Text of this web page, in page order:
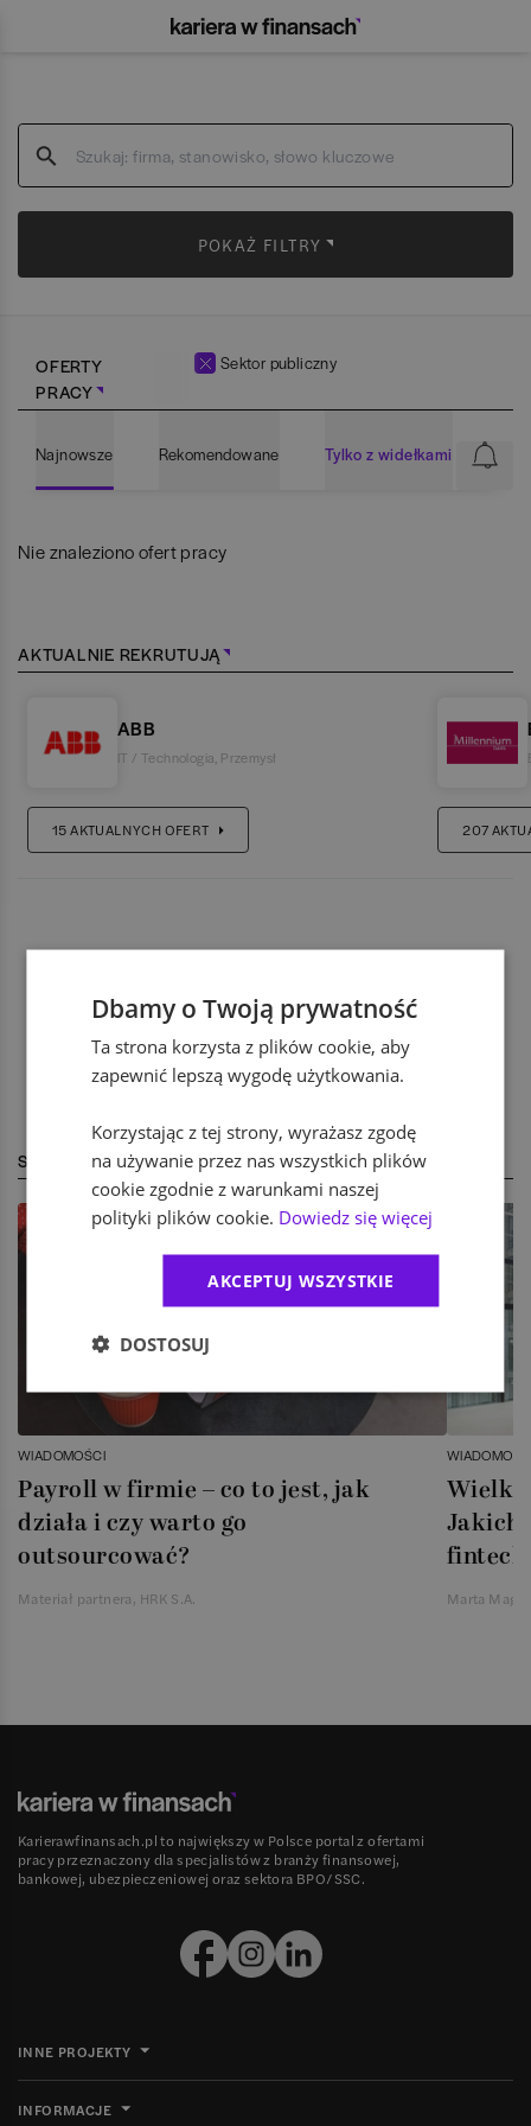
POKAŻ FILTRY
OFERTY
PRACY
Sektor publiczny
Najnowsze Rekomendowane Tylko z widełkami
Nie znaleziono ofert pracy
AKTUALNIE REKRUTUJĄ
ABB
IT / Technologia Przemysł
15AKTUALNYCH OFERT 207
STREFA EKSPERTA
WIADOMOŚCI
Payroll w firmie – co to jest, jak
działa i czy warto go
outsourcować?
Materiał partnera, HRK S.A.
Jakich
Marta
Karierawfinansach.pl to największy w Polsce portal z ofertami
pracy przeznaczony dla specjalistów z branży finansowej,
bankowej, ubezpieczeniowej oraz sektora BPO/SSC.
INNE PROJEKTY
INFORMACJE
Dbamy o Twoją prywatność
Ta strona korzysta z plików cookie, aby
zapewnić lepszą wygodę użytkowania.
Korzystając z tej strony, wyrażasz zgodę
na używanie przez nas wszystkich plików
cookie zgodnie z warunkami naszej
polityki plików cookie. Dowiedz się więcej
AKCEPTUJ WSZYSTKIE
DOSTOSUJ